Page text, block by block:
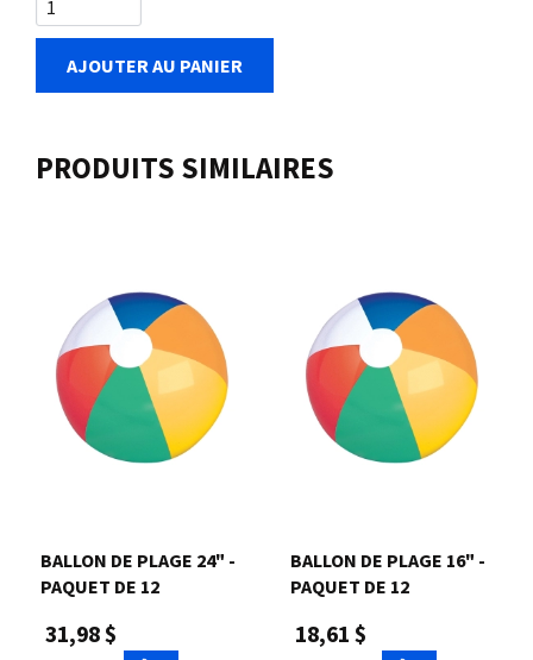
AJOUTER AU PANIER
PRODUITS SIMILAIRES
BALLON DE PLAGE 24" -
PAQUET DE 12
31,98 $
BALLON DE PLAGE 16" -
PAQUET DE 12
18,61 $